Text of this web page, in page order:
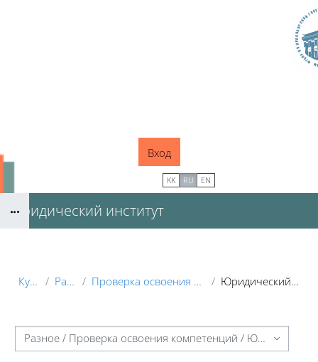
Вход
KK RU EN
Юридический институт
Курсы Разное Проверка освоения компетенций Юридический институт
Категории курсов